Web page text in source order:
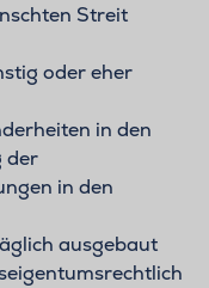
Streit
oder eher
in den
der
in den
ausgebaut